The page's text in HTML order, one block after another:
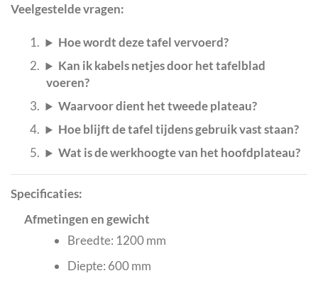
Veelgestelde vragen:
Hoe wordt deze tafel vervoerd?
Kan ik kabels netjes door het tafelblad
voeren?
Waarvoor dient het tweede plateau?
Hoe blijft de tafel tijdens gebruik vast staan?
Wat is de werkhoogte van het hoofdplateau?
Specificaties:
Afmetingen en gewicht
Breedte: 1200 mm
Diepte: 600 mm